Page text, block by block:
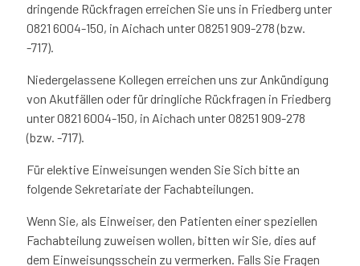
dringende Rückfragen erreichen Sie uns in Friedberg unter
0821 6004-150, in Aichach unter 08251 909-278 (bzw.
-717).
Niedergelassene Kollegen erreichen uns zur Ankündigung
von Akutfällen oder für dringliche Rückfragen in Friedberg
unter 0821 6004-150, in Aichach unter 08251 909-278
(bzw. -717).
Für elektive Einweisungen wenden Sie Sich bitte an
folgende Sekretariate der Fachabteilungen.
Wenn Sie, als Einweiser, den Patienten einer speziellen
Fachabteilung zuweisen wollen, bitten wir Sie, dies auf
dem Einweisungsschein zu vermerken. Falls Sie Fragen